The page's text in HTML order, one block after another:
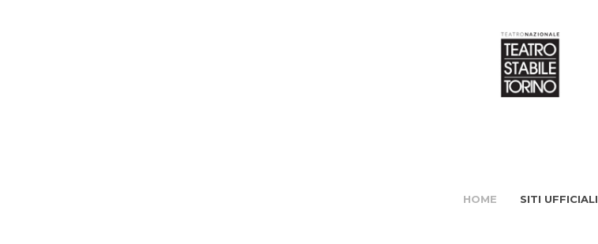
HOME SITI UFFICIALI